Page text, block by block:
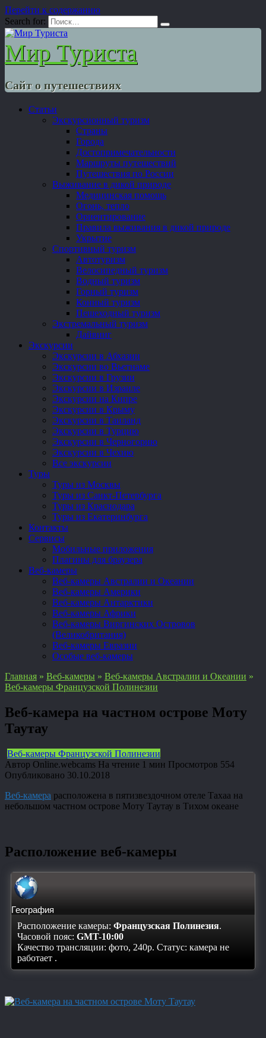
Перейти к содержанию
Search for:
Мир Туриста
Сайт о путешествиях
Статьи
Экскурсионный туризм
Страны
Города
Достопримечательности
Маршруты путешествий
Путешествия по России
Выживание в дикой природе
Медицинская помощь
Огонь, тепло
Ориентирование
Правила выживания в дикой природе
Укрытие
Спортивный туризм
Автотуризм
Велосипедный туризм
Водный туризм
Горный туризм
Конный туризм
Пешеходный туризм
Экстремальный туризм
Дайвинг
Экскурсии
Экскурсии в Абхазии
Экскурсии во Вьетнаме
Экскурсии в Грузии
Экскурсии в Израиле
Экскурсии на Кипре
Экскурсии в Крыму
Экскурсии в Таиланд
Экскурсии в Турцию
Экскурсии в Черногорию
Экскурсии в Чехию
Все экскурсии
Туры
Туры из Москвы
Туры из Санкт-Петербурга
Туры из Краснодара
Туры из Екатеринбурга
Контакты
Сервисы
Мобильные приложения
Плагины для браузера
Веб-камеры
Веб-камеры Австралии и Океании
Веб-камеры Америки
Веб-камеры Антарктики
Веб-камеры Африки
Веб-камеры Виргинских Островов
(Великобритания)
Веб-камеры Евразии
Особые веб-камеры
Главная » Веб-камеры » Веб-камеры Австралии и Океании »
Веб-камеры Французской Полинезии
Веб-камера на частном острове Моту
Таутау
Веб-камеры Французской Полинезии
Автор Online.webcams На чтение 1 мин Просмотров 554
Опубликовано 30.10.2018
Веб-камера расположена в пятизвездочном отеле Тахаа на
небольшом частном острове Моту Таутау в Тихом океане
Расположение веб-камеры
География
Расположение камеры: Французская Полинезия.
Часовой пояс: GMT-10:00
Качество трансляции: фото, 240p. Статус: камера не
работает .